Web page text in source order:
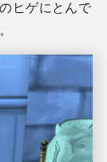
ヒゲにとんで